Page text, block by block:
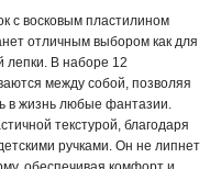
с восковым пластилином
отличным выбором как для
В наборе 12
между собой, позволяя
в жизнь любые фантазии.
текстурой, благодаря
ручками. Он не липнет